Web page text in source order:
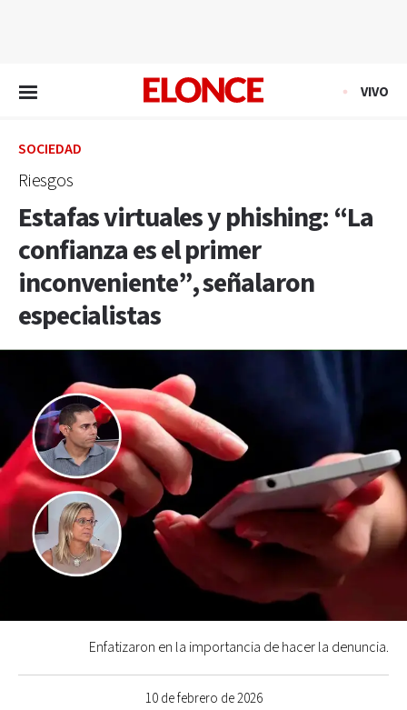
VIVO
SOCIEDAD
Riesgos
Estafas virtuales y phishing: “La
confianza es el primer
inconveniente”, señalaron
especialistas
10 de febrero de 2026
Enfatizaron en la importancia de hacer la denuncia.